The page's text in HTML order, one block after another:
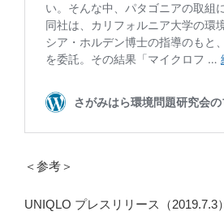
＜参考＞
UNIQLO プレスリリース（2019.7.3）